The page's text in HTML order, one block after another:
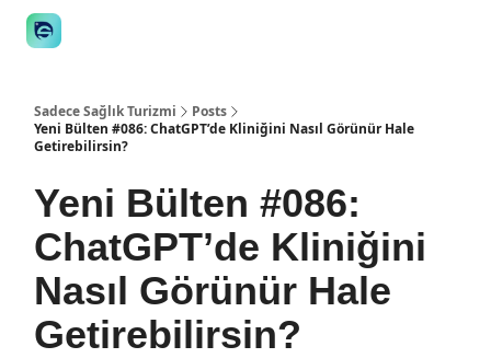
Sadece Sağlık Turizmi
Posts
Yeni Bülten #086: ChatGPT’de Kliniğini Nasıl Görünür Hale
Getirebilirsin?
Yeni Bülten #086:
ChatGPT’de Kliniğini
Nasıl Görünür Hale
Getirebilirsin?